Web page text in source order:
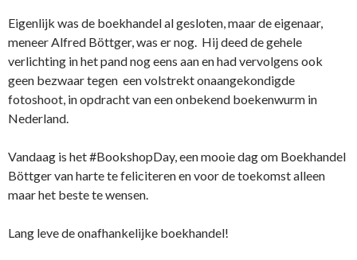
Eigenlijk was de boekhandel al gesloten, maar de eigenaar,
meneer Alfred Böttger, was er nog. Hij deed de gehele
verlichting in het pand nog eens aan en had vervolgens ook
geen bezwaar tegen een volstrekt onaangekondigde
fotoshoot, in opdracht van een onbekend boekenwurm in
Nederland.
Vandaag is het #BookshopDay, een mooie dag om Boekhandel
Böttger van harte te feliciteren en voor de toekomst alleen
maar het beste te wensen.
Lang leve de onafhankelijke boekhandel!